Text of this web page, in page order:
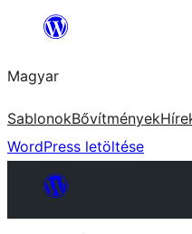
Ugrás
tartalomhoz
Magyar
SablonokBővítmények
WordPress letöltése